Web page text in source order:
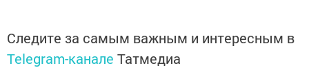
Следите за самым важным и интересным в
Telegram-канале Татмедиа